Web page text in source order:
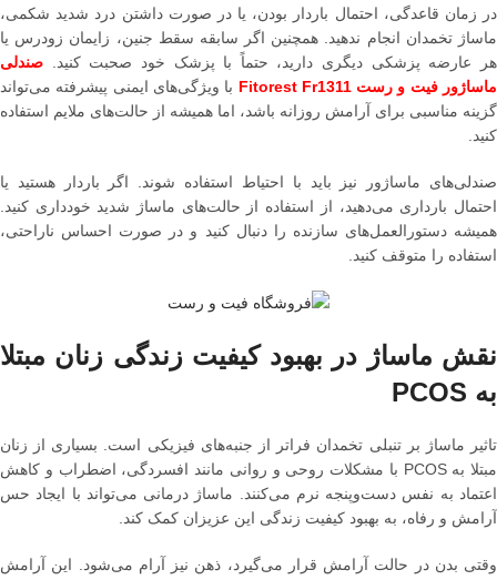
در زمان قاعدگی، احتمال باردار بودن، یا در صورت داشتن درد شدید شکمی،
ماساژ تخمدان انجام ندهید. همچنین اگر سابقه سقط جنین، زایمان زودرس یا
هر عارضه پزشکی دیگری دارید، حتماً با پزشک خود صحبت کنید. صندلی
ماساژور فیت و رست Fitorest Fr1311
با ویژگی‌های ایمنی پیشرفته می‌تواند
گزینه مناسبی برای آرامش روزانه باشد، اما همیشه از حالت‌های ملایم استفاده
کنید.
صندلی‌های ماساژور نیز باید با احتیاط استفاده شوند. اگر باردار هستید یا
احتمال بارداری می‌دهید، از استفاده از حالت‌های ماساژ شدید خودداری کنید.
همیشه دستورالعمل‌های سازنده را دنبال کنید و در صورت احساس ناراحتی،
استفاده را متوقف کنید.
نقش ماساژ در بهبود کیفیت زندگی زنان مبتلا
به PCOS
تاثیر ماساژ بر تنبلی تخمدان فراتر از جنبه‌های فیزیکی است. بسیاری از زنان
مبتلا به PCOS با مشکلات روحی و روانی مانند افسردگی، اضطراب و کاهش
اعتماد به نفس دست‌وپنجه نرم می‌کنند. ماساژ درمانی می‌تواند با ایجاد حس
آرامش و رفاه، به بهبود کیفیت زندگی این عزیزان کمک کند.
وقتی بدن در حالت آرامش قرار می‌گیرد، ذهن نیز آرام می‌شود. این آرامش